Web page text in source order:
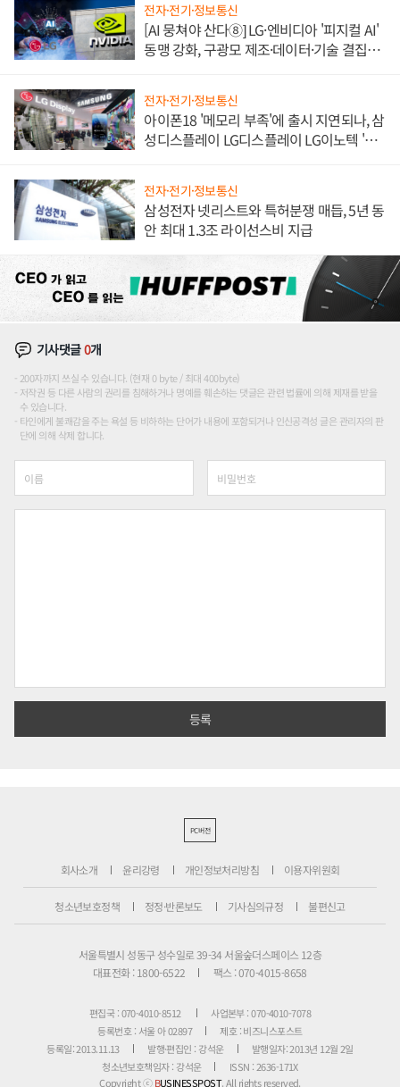
전자·전기·정보통신
[AI 뭉쳐야 산다⑧] LG·엔비디아 '피지컬 AI'
동맹 강화, 구광모 제조·데이터·기술 결집
전자·전기·정보통신
아이폰18 '메모리 부족'에 출시 지연되나, 삼
성디스플레이 LG디스플레이 LG이노텍 '탈
전자·전기·정보통신
삼성전자 넷리스트와 특허분쟁 매듭, 5년 동
안 최대 1.3조 라이선스비 지급
기사댓글0개
200자까지 쓰실 수 있습니다. (현재 0 byte / 최대 400byte)
저작권 등 다른 사람의 권리를 침해하거나 명예를 훼손하는 댓글은 관련 법률에 의해 제재를 받을
수 있습니다.
타인에게 불쾌감을 주는 욕설 등 비하하는 단어가 내용에 포함되거나 인신공격성 글은 관리자의 판
단에 의해 삭제 합니다.
PC버전
회사소개 윤리강령 개인정보처리방침 이용자위원회
청소년보호정책 정정·반론보도 기사심의규정 불편신고
서울특별시 성동구 성수일로 39-34 서울숲더스페이스 12층
대표전화 : 1800-6522
팩스 : 070-4015-8658
편집국 : 070-4010-8512
사업본부 : 070-4010-7078
등록번호 : 서울 아 02897
제호 : 비즈니스포스트
등록일: 2013.11.13
발행·편집인 : 강석운
발행일자: 2013년 12월 2일
청소년보호책임자 : 강석운
ISSN : 2636-171X
Copyright ⓒBUSINESSPOST. All rights reserved.